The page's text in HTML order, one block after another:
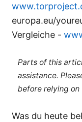
europa.eu/
Vergleiche -
Parts of this
assistance.
before relying on
Was du heute